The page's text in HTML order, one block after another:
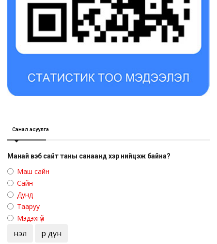
Санал асуулга
Манай вэб сайт таны санаанд хэр нийцэж байна?
Маш сайн
Сайн
Дунд
Тааруу
Мэдэхгүй
Үнэл Үр дүн